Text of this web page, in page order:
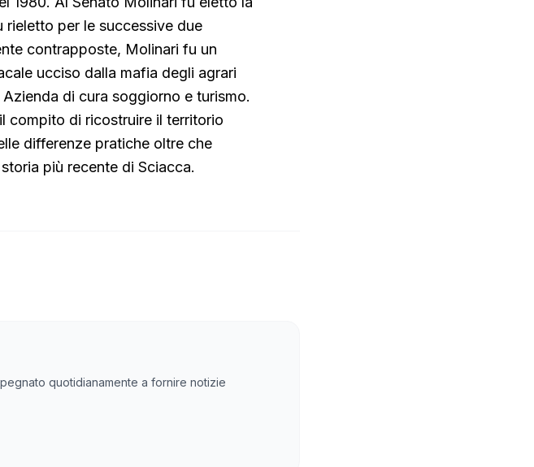
rieletto per le successive due
contrapposte, Molinari fu un
ucciso dalla mafia degli agrari
di cura soggiorno e turismo.
compito di ricostruire il territorio
differenze pratiche oltre che
più recente di Sciacca.
quotidianamente a fornire notizie